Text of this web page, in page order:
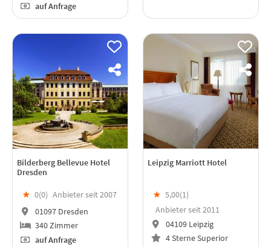
auf Anfrage
Bilderberg Bellevue Hotel
Dresden
★ 0(0) Anbieter seit 2007
01097 Dresden
340 Zimmer
auf Anfrage
Leipzig Marriott Hotel
★ 5,00(1)
Anbieter seit 2011
04109 Leipzig
4 Sterne Superior